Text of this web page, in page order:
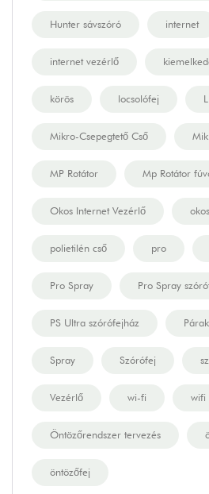
Hunter sávszóró internet
internet vezérlő
körös locsolófej
Mikro-Csepegtető Cső
MP Rotátor Mp Rotátor
Okos Internet Vezérlő
polietilén cső pro
Pro Spray Pro Spray
PS Ultra szórófejház
Spray Szórófej
Vezérlő wi-fi wifi
Öntözőrendszer tervezés
öntözőfej